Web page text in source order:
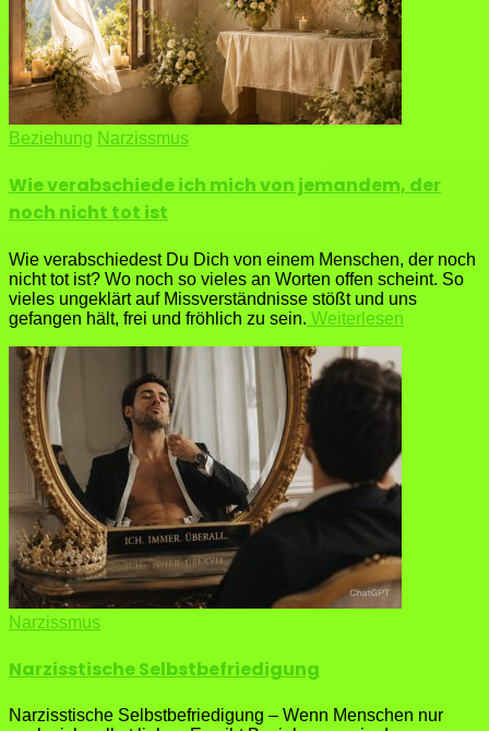
Beziehung Narzissmus
Wie verabschiede ich mich von jemandem, der
noch nicht tot ist
Wie verabschiedest Du Dich von einem Menschen, der noch
nicht tot ist? Wo noch so vieles an Worten offen scheint. So
vieles ungeklärt auf Missverständnisse stößt und uns
gefangen hält, frei und fröhlich zu sein. Weiterlesen
Narzissmus
Narzisstische Selbstbefriedigung
Narzisstische Selbstbefriedigung – Wenn Menschen nur